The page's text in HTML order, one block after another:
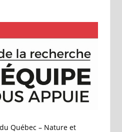
Québec – Nature et